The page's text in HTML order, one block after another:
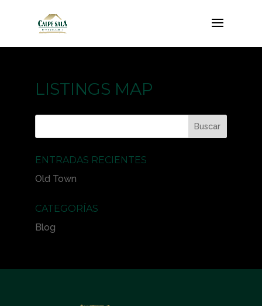
LISTINGS MAP
ENTRADAS RECIENTES
Old Town
CATEGORÍAS
Blog